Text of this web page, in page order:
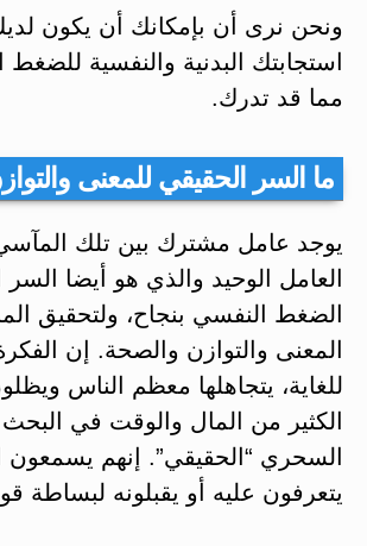
ونحن نرى أن بإمكانك أن يكون
استجابتك البدنية والنفسية للضغط
مما قد تدرك.
ما السر الحقيقي للمعنى
يوجد عامل مشترك بين تلك المآسي
العامل الوحيد والذي هو أيضا السر
الضغط النفسي بنجاح، ولتحقيق
المعنى والتوازن والصحة. إن
للغاية، يتجاهلها معظم الناس
الكثير من المال والوقت في
السحري “الحقيقي”. إنهم يسمعون
يتعرفون عليه أو يقبلونه لبساطة